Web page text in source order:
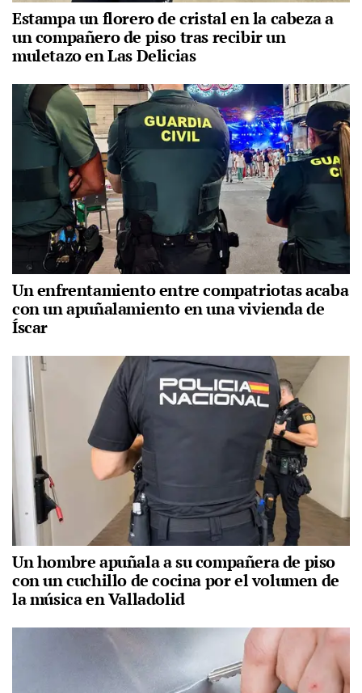
Estampa un florero de cristal en la cabeza a
un compañero de piso tras recibir un
muletazo en Las Delicias
Un enfrentamiento entre compatriotas acaba
con un apuñalamiento en una vivienda de
Íscar
Un hombre apuñala a su compañera de piso
con un cuchillo de cocina por el volumen de
la música en Valladolid